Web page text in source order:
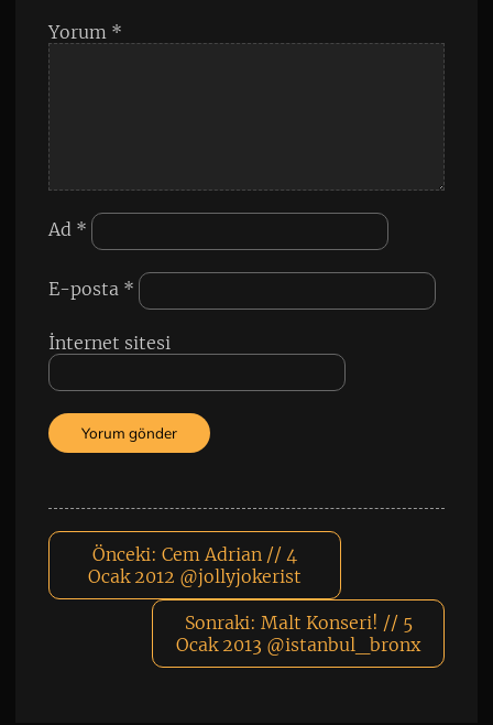
Yorum *
Ad *
E-posta *
İnternet sitesi
Önceki: Cem Adrian // 4
Ocak 2012 @jollyjokerist
Sonraki: Malt Konseri! // 5
Ocak 2013 @istanbul_bronx